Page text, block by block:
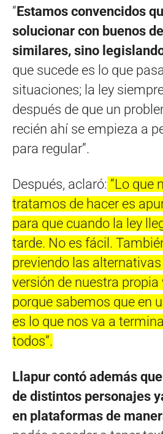
“Estamos convencidos
solucionar con buenos
similares, sino
que sucede es lo que
situaciones; la ley
después de que un
recién ahí se empieza a
para regular”.
Después, aclaró: “Lo que
tratamos de hacer es
para que cuando la ley
tarde. No es fácil.
previendo las
versión de nuestra
porque sabemos que en
es lo que nos va a
todos”.
Llapur contó además
de distintos personajes
en plataformas de